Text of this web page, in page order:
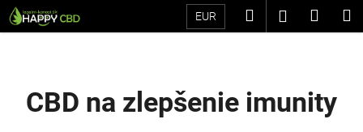
Prejsť
na
EUR Hľadať
CBD na zlepšenie imunity
K
o
Č
o